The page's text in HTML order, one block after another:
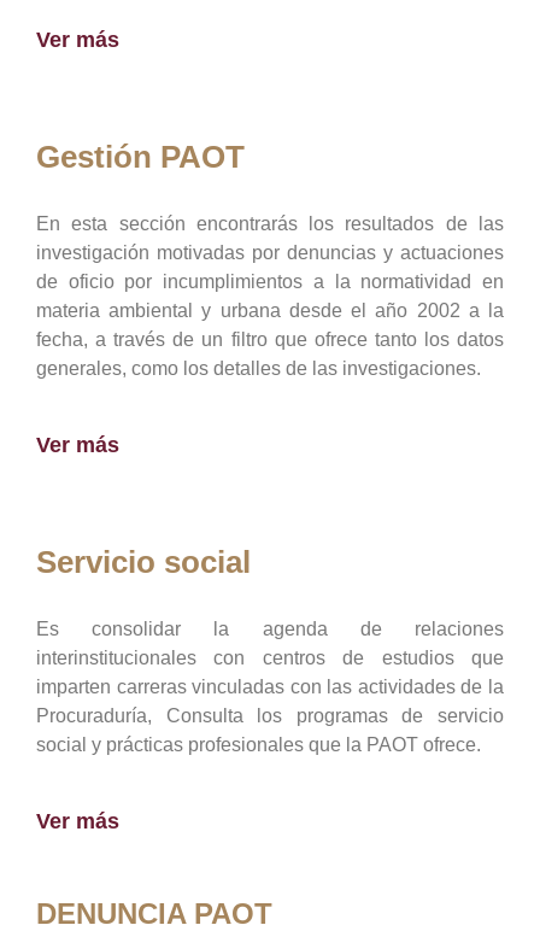
Ver más
Gestión PAOT
En esta sección encontrarás los resultados de las
investigación motivadas por denuncias y actuaciones
de oficio por incumplimientos a la normatividad en
materia ambiental y urbana desde el año 2002 a la
fecha, a través de un filtro que ofrece tanto los datos
generales, como los detalles de las investigaciones.
Ver más
Servicio social
Es consolidar la agenda de relaciones
interinstitucionales con centros de estudios que
imparten carreras vinculadas con las actividades de la
Procuraduría, Consulta los programas de servicio
social y prácticas profesionales que la PAOT ofrece.
Ver más
DENUNCIA PAOT